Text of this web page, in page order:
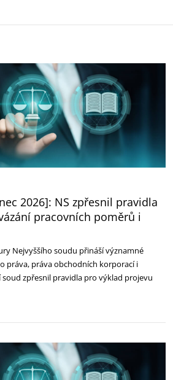
2026]: NS zpřesnil pravidla
pracovních poměrů i
Nejvyššího soudu přináší významné
práva, práva obchodních korporací i
zpřesnil pravidla pro výklad projevu